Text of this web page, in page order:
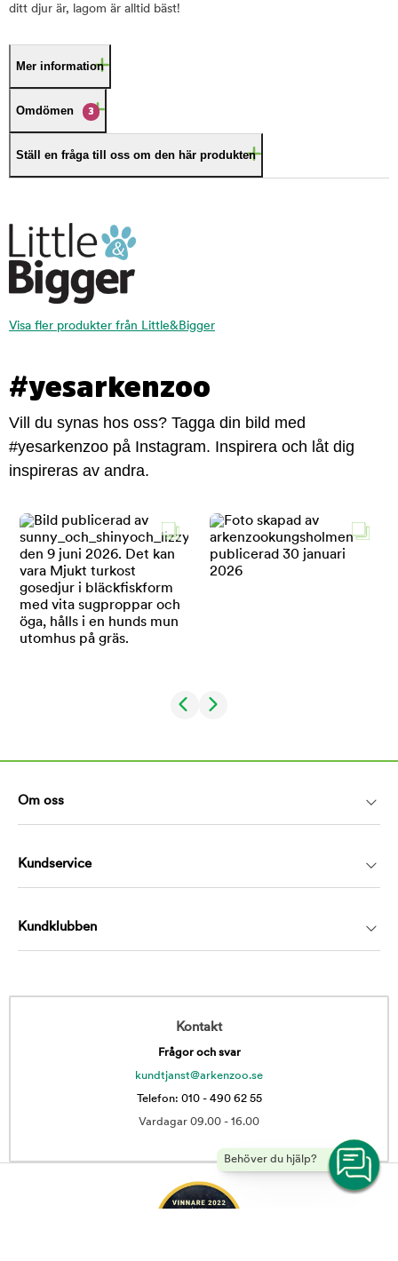
ditt djur är, lagom är alltid bäst!
Mer information
Omdömen 3
Ställ en fråga till oss om den här produkten
Visa fler produkter från Little&Bigger
#yesarkenzoo
Vill du synas hos oss? Tagga din bild med
#yesarkenzoo på Instagram. Inspirera och låt dig
inspireras av andra.
Behöver du hjälp?
Om oss
Kundservice
Kundklubben
Kontakt
Frågor och svar
kundtjanst@arkenzoo.se
Telefon: 010 - 490 62 55
Vardagar 09.00 - 16.00